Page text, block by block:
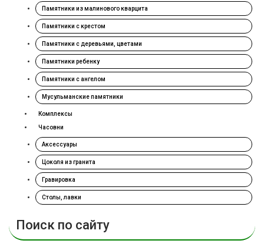
Памятники из малинового кварцита
Памятники с крестом
Памятники с деревьями, цветами
Памятники ребенку
Памятники с ангелом
Мусульманские памятники
Комплексы
Часовни
Аксессуары
Цоколя из гранита
Гравировка
Столы, лавки
Поиск по сайту